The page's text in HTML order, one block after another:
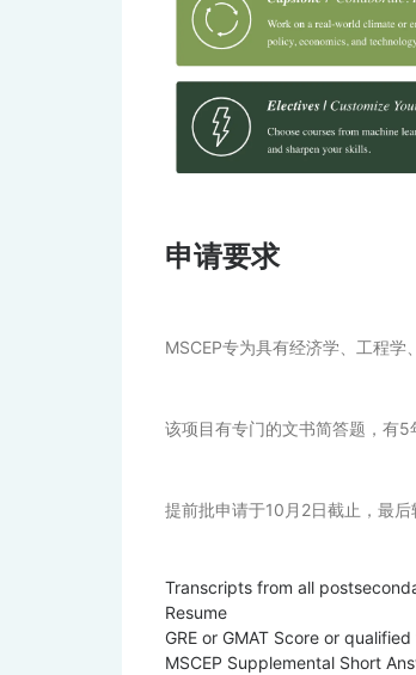
申请要求
MSCEP专为具有经济学、工程学
该项目有专门的文书简答题，有5
提前批申请于10月2日截止，最后
Transcripts from all
Resume
GRE or GMAT Score or
MSCEP Supplemental Short